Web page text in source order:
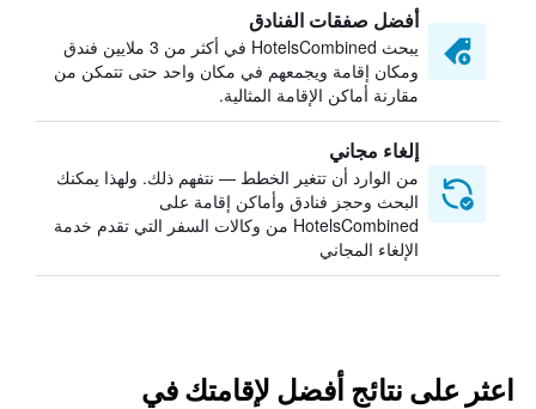
أفضل صفقات الفنادق
يبحث HotelsCombined في أكثر من 3 ملايين فندق
ومكان إقامة ويجمعهم في مكان واحد حتى تتمكن من
مقارنة أماكن الإقامة المثالية.
إلغاء مجاني
من الوارد أن تتغير الخطط — نتفهم ذلك. ولهذا يمكنك
البحث وحجز فنادق وأماكن إقامة على
HotelsCombined من وكالات السفر التي تقدم خدمة
الإلغاء المجاني
اعثر على نتائج أفضل لإقامتك في